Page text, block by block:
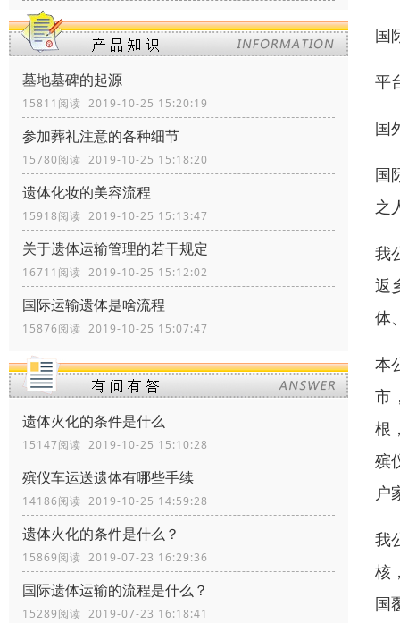
墓地墓碑的起源
15811阅读 2019-10-25 15:20:19
参加葬礼注意的各种细节
15780阅读 2019-10-25 15:18:20
遗体化妆的美容流程
15918阅读 2019-10-25 15:13:47
关于遗体运输管理的若干规定
16711阅读 2019-10-25 15:12:02
国际运输遗体是啥流程
15876阅读 2019-10-25 15:07:47
遗体火化的条件是什么
15147阅读 2019-10-25 15:10:28
殡仪车运送遗体有哪些手续
14186阅读 2019-10-25 14:59:28
遗体火化的条件是什么？
15869阅读 2019-07-23 16:29:36
国际遗体运输的流程是什么？
15289阅读 2019-07-23 16:18:41
国
平
国
国
之
我
返
体
本
市
根
殡
户
我
核
国